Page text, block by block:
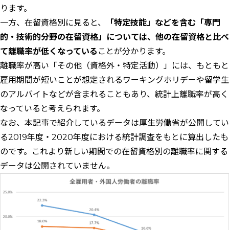
ります。
一方、在留資格別に見ると、
「特定技能」などを含む「専門
的・技術的分野の在留資格」については、他の在留資格と比べ
て離職率が低くなっている ことが分かります。
離職率が高い「その他（資格外・特定活動）」には、もともと
雇用期間が短いことが想定されるワーキングホリデーや留学生
のアルバイトなどが含まれることもあり、統計上離職率が高く
なっていると考えられます。
なお、本記事で紹介しているデータは厚生労働省が公開してい
る2019年度・2020年度における統計調査をもとに算出したも
のです。これより新しい期間での在留資格別の離職率に関する
データは公開されていません。